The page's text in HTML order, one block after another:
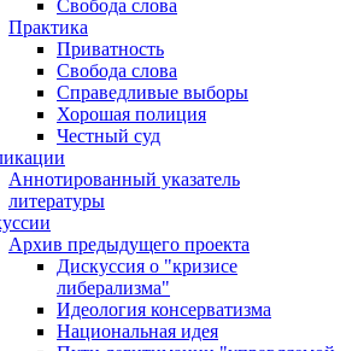
Свобода слова
Практика
Приватность
Свобода слова
Справедливые выборы
Хорошая полиция
Честный суд
Аннотированный указатель
литературы
Архив предыдущего проекта
Дискуссия о "кризисе
либерализма"
Идеология консерватизма
Национальная идея